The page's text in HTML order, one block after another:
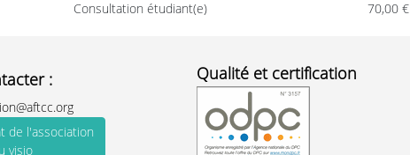
Consultation étudiant(e)
70,00€
:
de l'association
visio
Qualité et certification